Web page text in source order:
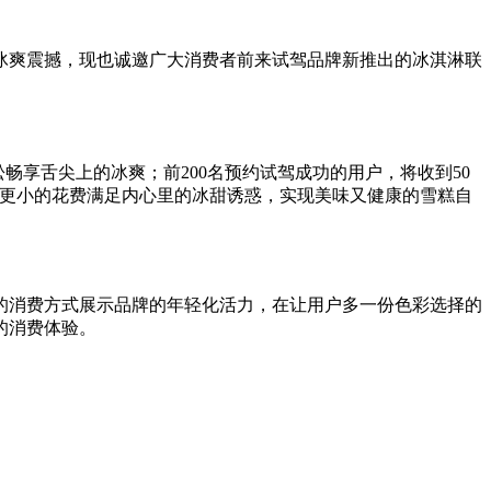
震撼，现也诚邀广大消费者前来试驾品牌新推出的冰淇淋联
享舌尖上的冰爽；前200名预约试驾成功的用户，将收到50
小的花费满足内心里的冰甜诱惑，实现美味又健康的雪糕自
费方式展示品牌的年轻化活力，在让用户多一份色彩选择的
费体验。